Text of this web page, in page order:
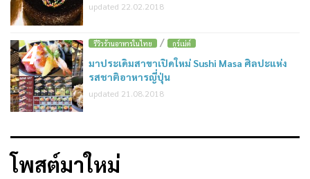
updated 22.02.2018
4 รีวิวร้านอาหารในไทย / กูร์เม่ต์
มาประเดิมสาขาเปิดใหม่ Sushi Masa ศิลปะแห่ง
รสชาติอาหารญี่ปุ่น
updated 21.08.2018
โพสต์มาใหม่